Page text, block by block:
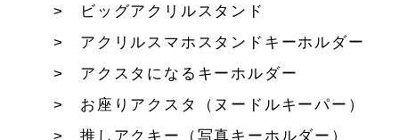
ビッグアクリルスタンド
アクリルスマホスタンドキーホルダー
アクスタになるキーホルダー
お座りアクスタ（ヌードルキーパー）
推しアクキー（写真キーホルダー）